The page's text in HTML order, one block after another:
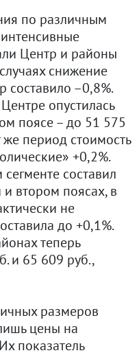
по различным
Центр и районы
снижение
составило –0,8%.
опустилась
поясе – до 51 575
же период стоимость
+0,2%.
составил
втором поясах, в
не
до +0,1%.
теперь
и 65 609 руб.,
размеров
цены на
показатель